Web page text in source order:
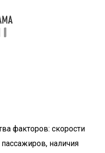
факторов: скорости
наличия